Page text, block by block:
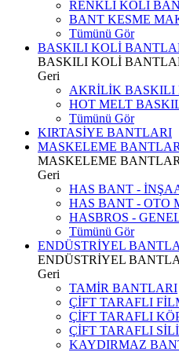
RENKLİ KOLİ
BANT KESME
Tümünü Gör
BASKILI KOLİ
BASKILI KOLİ
Geri
AKRİLİK
HOT MELT
Tümünü Gör
KIRTASİYE BANTLARI
MASKELEME
MASKELEME
Geri
HAS BANT -
HAS BANT - OTO
HASBROS -
Tümünü Gör
ENDÜSTRİYEL
ENDÜSTRİYEL
Geri
TAMİR BANTLARI
ÇİFT TARAFLI
ÇİFT TARAFLI
ÇİFT TARAFLI
KAYDIRMAZ